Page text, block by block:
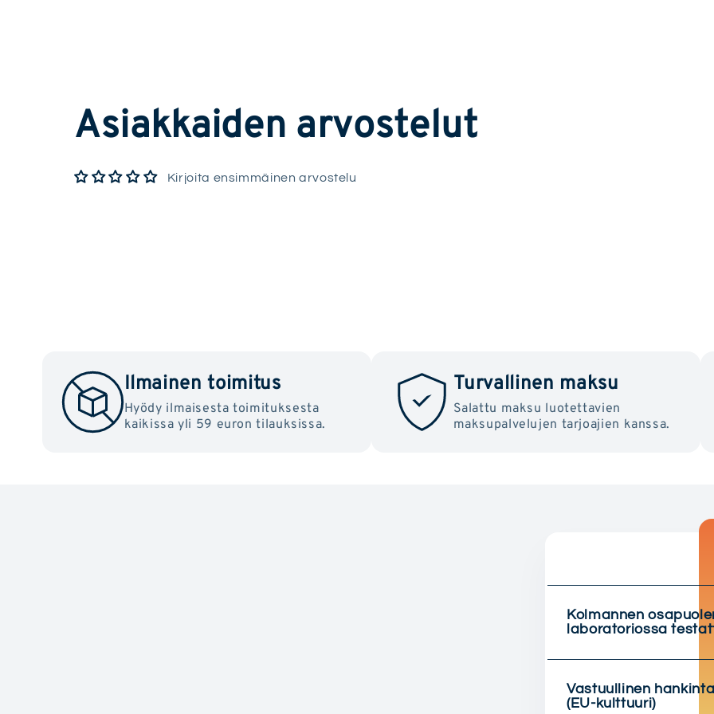
Asiakkaiden arvostelut
Kirjoita ensimmäinen arvostelu
Ilmainen toimitus
Hyödy ilmaisesta toimituksesta
kaikissa yli 59 euron tilauksissa.
Turvallinen maksu
Salattu maksu luotettavien
maksupalvelujen tarjoajien kanssa.
Kolmannen
laboratoriossa
Vastuullinen hankinta
(EU-kulttuuri)